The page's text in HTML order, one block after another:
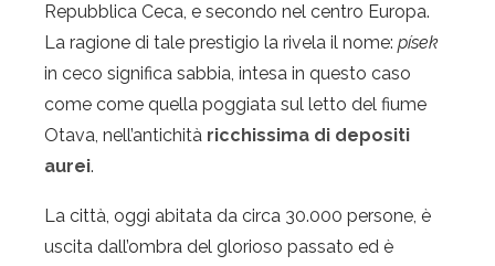
Repubblica Ceca, e secondo nel centro Europa.
La ragione di tale prestigio la rivela il nome: písek
in ceco significa sabbia, intesa in questo caso
come come quella poggiata sul letto del fiume
Otava, nell’antichità ricchissima di depositi
aurei.
La città, oggi abitata da circa 30.000 persone, è
uscita dall’ombra del glorioso passato ed è